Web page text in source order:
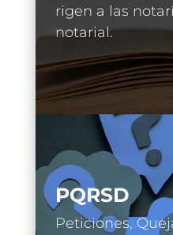
rigen a las
notarial.
PQRSD
Peticiones,